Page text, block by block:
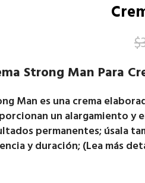
$
Strong Man Para
Man es una crema
un alargamiento y
permanentes; úsala
y duración; (Lea más